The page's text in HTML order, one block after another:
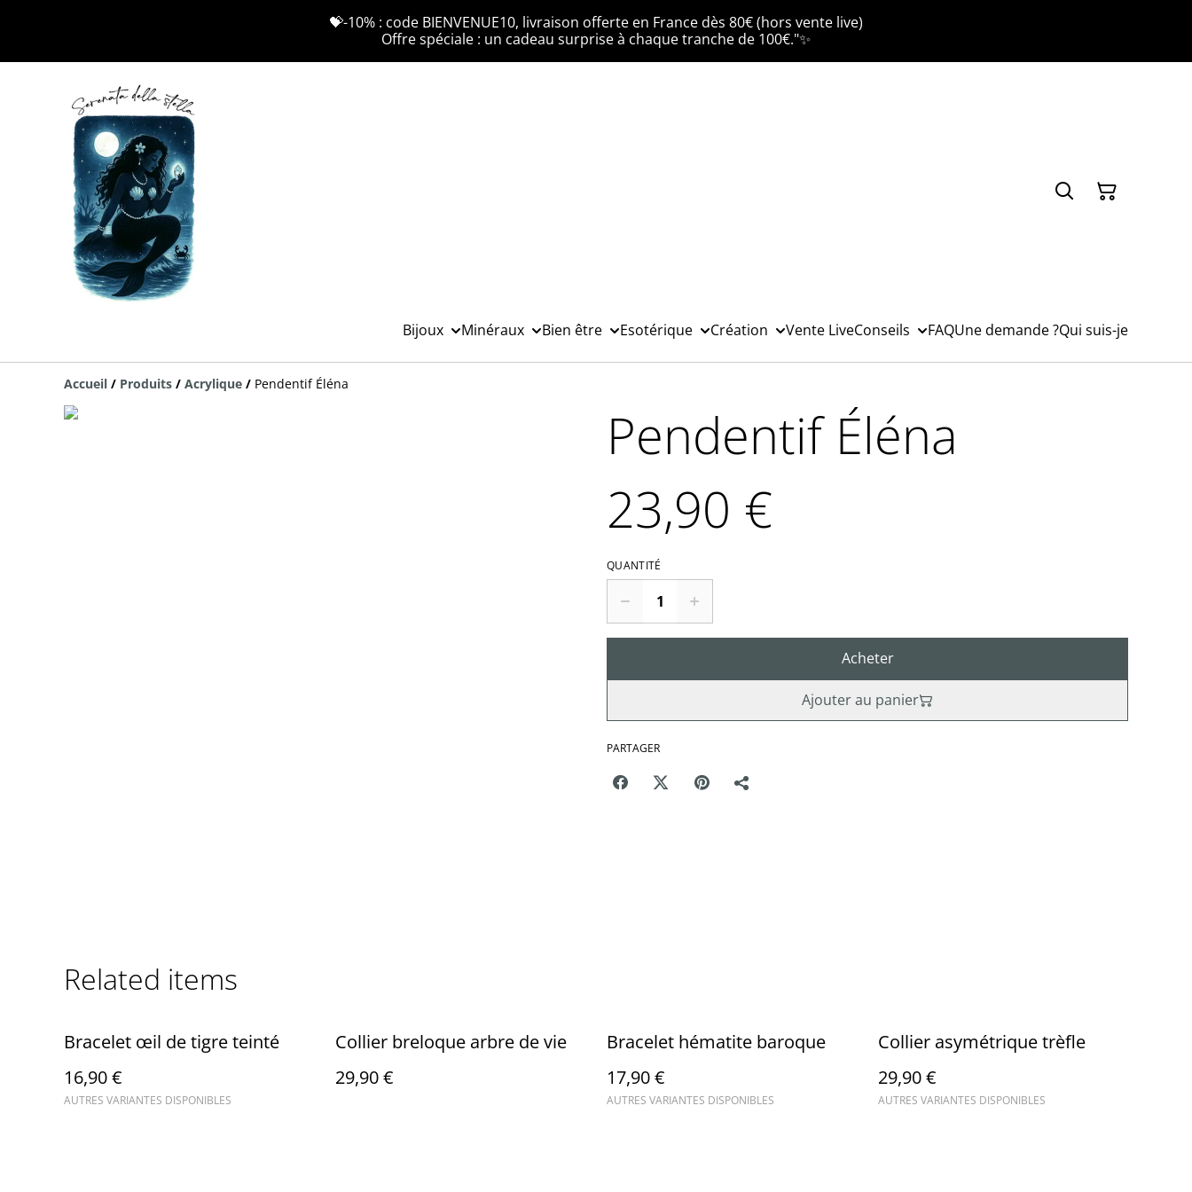
💝-10% : code BIENVENUE10, livraison offerte en France dès 80€ (hors vente live)
Offre spéciale : un cadeau surprise à chaque tranche de 100€."✨
Bijoux Minéraux Bien être Esotérique Création Vente LiveConseils FAQUne demande ?Qui suis-je
Accueil / Produits / Acrylique / Pendentif Éléna
Pendentif Éléna
23,90 €
QUANTITÉ
Acheter
Ajouter au panier
PARTAGER
Related items
Bracelet œil de tigre teinté
16,90 €
AUTRES VARIANTES DISPONIBLES
Collier breloque arbre de vie
29,90 €
Bracelet hématite baroque
17,90 €
AUTRES VARIANTES DISPONIBLES
Collier asymétrique trèfle
29,90 €
AUTRES VARIANTES DISPONIBLES